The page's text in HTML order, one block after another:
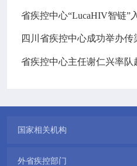
国家相关机构
外省疾控部门